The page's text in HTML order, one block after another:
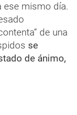
ese mismo día.
de una
se
de ánimo,